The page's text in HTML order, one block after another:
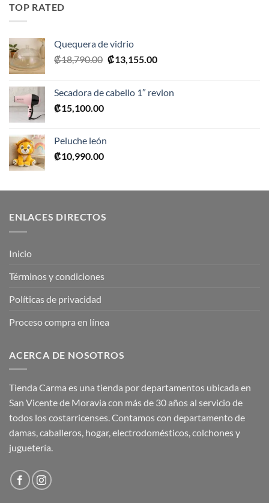
TOP RATED
Quequera de vidrio
₡18,790.00 El
era:
₡13,155.00El
es:
Secadora de cabello 1″ revlon
₡15,100.00
Peluche león
₡10,990.00
ENLACES DIRECTOS
Inicio
Términos y condiciones
Políticas de privacidad
Proceso compra en línea
ACERCA DE NOSOTROS
Tienda Carma es una tienda por departamentos ubicada en
San Vicente de Moravia con más de 30 años al servicio de
todos los costarricenses. Contamos con departamento de
damas, caballeros, hogar, electrodomésticos, colchones y
juguetería.